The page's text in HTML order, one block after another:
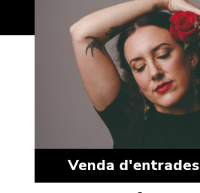
Venda d'entrades